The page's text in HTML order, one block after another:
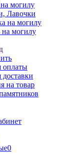
могилу
Лавочки
на могилу
могилу
оплаты
доставки
на товар
0